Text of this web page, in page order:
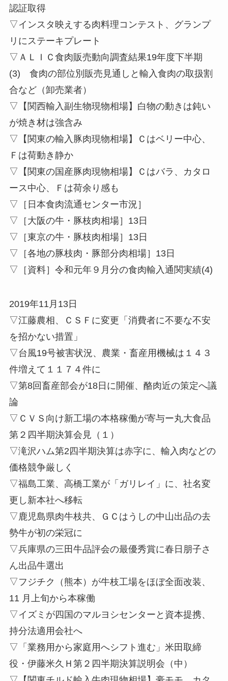
認証取得
▽インスタ映えする肉料理コンテスト、グランプ
リにステーキプレート
▽ＡＬＩＣ食肉販売動向調査結果19年度下半期
(3) 食肉の部位別販売見通しと輸入食肉の取扱割
合など（卸売業者）
▽【関西輸入副生物現物相場】白物の動きは鈍い
が焼き材は強含み
▽【関東の輸入豚肉現物相場】Ｃはベリー中心、
Ｆは荷動き静か
▽【関東の国産豚肉現物相場】Ｃはバラ、カタロ
ース中心、Ｆは荷余り感も
▽［日本食肉流通センター市況］
▽［大阪の牛・豚枝肉相場］13日
▽［東京の牛・豚枝肉相場］13日
▽［各地の豚枝肉・豚部分肉相場］13日
▽［資料］令和元年９月分の食肉輸入通関実績(4)
2019年11月13日
▽江藤農相、ＣＳＦに変更「消費者に不要な不安
を招かない措置」
▽台風19号被害状況、農業・畜産用機械は１４３
件増えて１１７４件に
▽第8回畜産部会が18日に開催、酪肉近の策定へ議
論
▽ＣＶＳ向け新工場の本格稼働が寄与ー丸大食品
第２四半期決算会見（１）
▽滝沢ハム第2四半期決算は赤字に、輸入肉などの
価格競争厳しく
▽福島工業、高橋工業が「ガリレイ」に、社名変
更し新本社へ移転
▽鹿児島県肉牛枝共、ＧＣはうしの中山出品の去
勢牛が初の栄冠に
▽兵庫県の三田牛品評会の最優秀賞に春日朋子さ
ん出品牛選出
▽フジチク（熊本）が牛枝工場をほぼ全面改装、
11 月上旬から本稼働
▽イズミが四国のマルヨシセンターと資本提携、
持分法適用会社へ
▽「業務用から家庭用へシフト進む」米田取締
役・伊藤米久Ｈ第２四半期決算説明会（中）